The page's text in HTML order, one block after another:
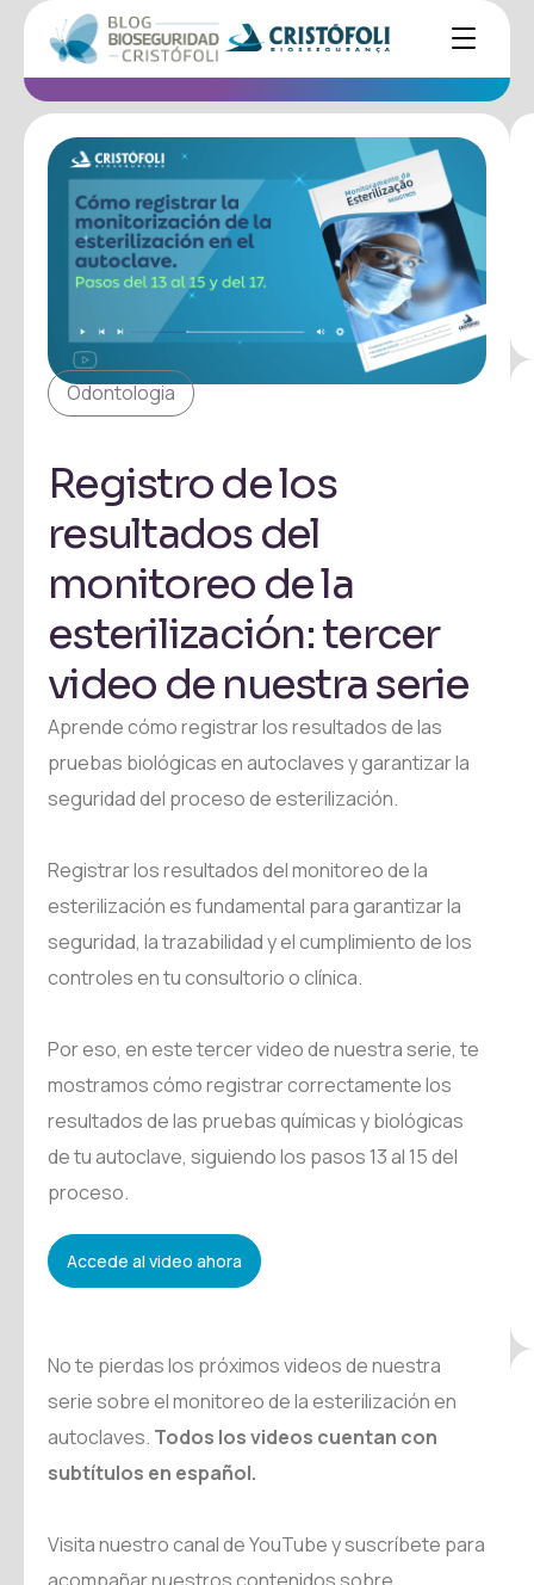
Odontologia
Registro de los
resultados del
monitoreo de la
esterilización: tercer
video de nuestra serie
Aprende cómo registrar los resultados de las
pruebas biológicas en autoclaves y garantizar la
seguridad del proceso de esterilización.
Registrar los resultados del monitoreo de la
esterilización es fundamental para garantizar la
seguridad, la trazabilidad y el cumplimiento de los
controles en tu consultorio o clínica.
Por eso, en este tercer video de nuestra serie, te
mostramos cómo registrar correctamente los
resultados de las pruebas químicas y biológicas
de tu autoclave, siguiendo los pasos 13 al 15 del
proceso.
Accede al video ahora
No te pierdas los próximos videos de nuestra
serie sobre el monitoreo de la esterilización en
autoclaves. Todos los videos cuentan con
subtítulos en español.
Visita nuestro canal de YouTube y suscríbete para